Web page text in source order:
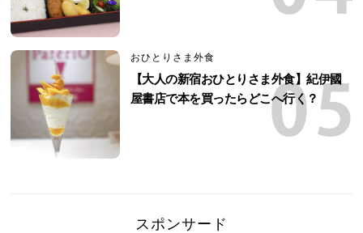
おひとりさま外食
【大人の新宿おひとりさま外食】紀伊國
屋書店で本を買ったらどこへ行く？
スポンサード